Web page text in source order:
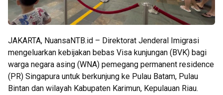
JAKARTA, NuansaNTB.id – Direktorat Jenderal Imigrasi
mengeluarkan kebijakan bebas Visa kunjungan (BVK) bagi
warga negara asing (WNA) pemegang permanent residence
(PR) Singapura untuk berkunjung ke Pulau Batam, Pulau
Bintan dan wilayah Kabupaten Karimun, Kepulauan Riau.